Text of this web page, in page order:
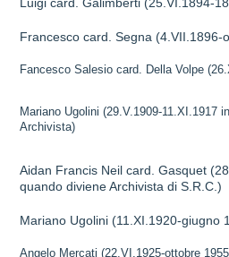
Luigi card. Galimberti (25.VI.1894-
Francesco card. Segna (4.VII.1896-
Fancesco Salesio card. Della Volpe
Mariano Ugolini (29.V.1909-11.XI.1917
Archivista)
Aidan Francis Neil card. Gasquet
quando diviene Archivista di S.R.C.)
Mariano Ugolini (11.XI.1920-giugno
Angelo Mercati (22.VI.1925-ottobre